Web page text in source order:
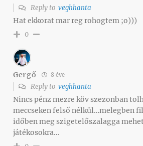
Reply to veghhanta
Hat ekkorat mar reg rohogtem ;o)))
0
Gergő 8 éve
Reply to veghhanta
Nincs pénz mezre köv szezonban
meccseken felső nélkül…melegben
időben meg szigetelőszalagga
játékosokra…